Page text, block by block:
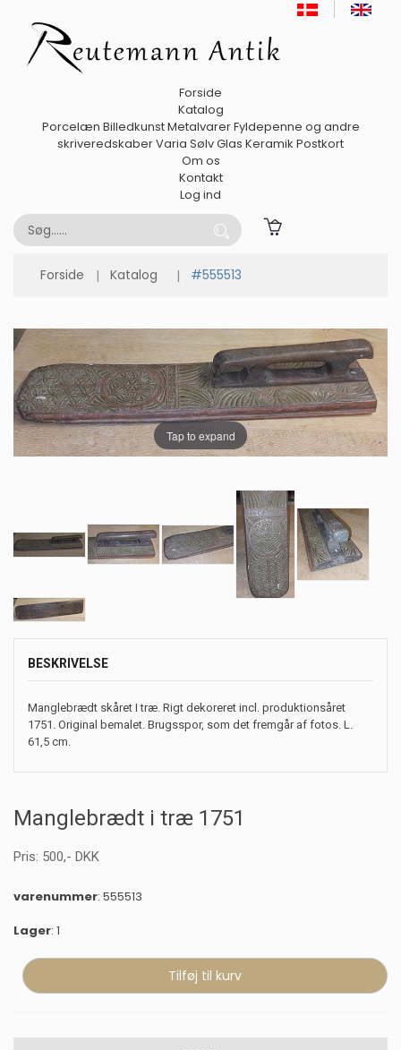
Forside
Katalog
Porcelæn BilledkunstMetalvarerFyldepenne og andre
skriveredskaberVaria SølvGlas Keramik Postkort
Om os
Kontakt
Log ind
Forside Katalog #555513
Tap to expand
BESKRIVELSE
Manglebrædt skåret I træ. Rigt dekoreret incl. produktionsåret
1751. Original bemalet. Brugsspor, som det fremgår af fotos. L.
61,5 cm.
Manglebrædt i træ 1751
Pris: 500,- DKK
varenummer: 555513
Lager: 1